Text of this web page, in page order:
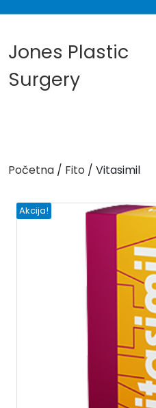
Jones Plastic
Surgery
Početna / Fito / Vitasimil
Akcija!